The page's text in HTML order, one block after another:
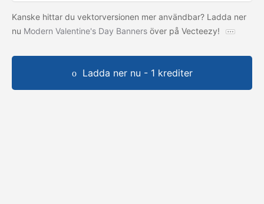
Kanske hittar du vektorversionen mer användbar? Ladda ner
nu Modern Valentine's Day Banners över på Vecteezy!
Ladda ner nu - 1 krediter